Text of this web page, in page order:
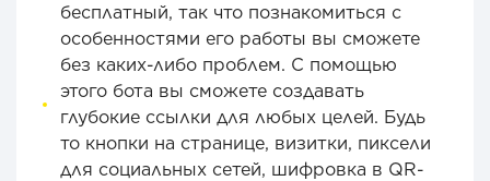
бесплатный, так что познакомиться с
особенностями его работы вы сможете
без каких-либо проблем. С помощью
этого бота вы сможете создавать
глубокие ссылки для любых целей. Будь
то кнопки на странице, визитки, пиксели
для социальных сетей, шифровка в QR-